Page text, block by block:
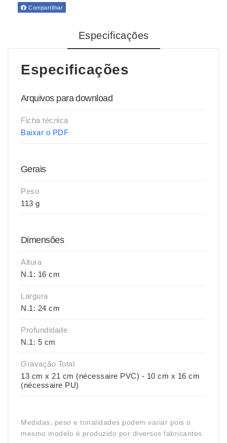
Compartilhar
Especificações
Especificações
Arquivos para download
Ficha técnica
Baixar o PDF
Gerais
Peso
113 g
Dimensões
Altura
N.1: 16 cm
Largura
N.1: 24 cm
Profundidade
N.1: 5 cm
Gravação Total
13 cm x 21 cm (nécessaire PVC) - 10 cm x 16 cm
(nécessaire PU)
Medidas, peso e tonalidades podem variar pois o
mesmo modelo é produzido por diversos fabricantes.